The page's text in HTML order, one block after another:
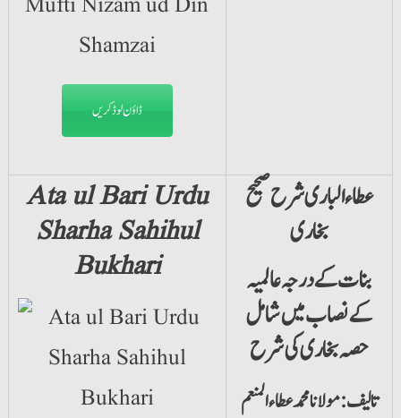
ڈاؤن لوڈ کریں
Ata ul Bari Urdu
Sharha Sahihul
Bukhari
عطاء الباری شرح صحیح
بخاری
بنات کے درجہ عالمیہ
کے نصاب میں شامل
حصہ بخاری کی شرح
تالیف: مولانا محمد عطاء المنعم